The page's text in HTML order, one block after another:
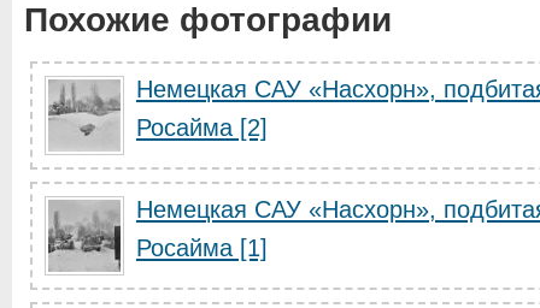
Похожие фотографии
Немецкая САУ «Насхорн»,
Росайма [2]
Немецкая САУ «Насхорн»,
Росайма [1]